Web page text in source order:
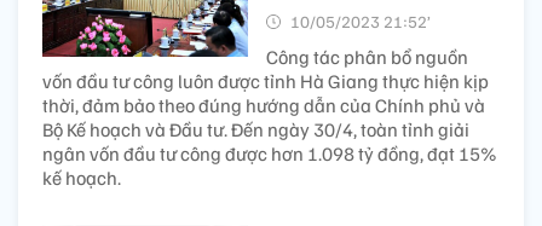
10/05/2023 21:52’
Công tác phân bổ nguồn
vốn đầu tư công luôn được tỉnh Hà Giang thực hiện kịp
thời, đảm bảo theo đúng hướng dẫn của Chính phủ và
Bộ Kế hoạch và Đầu tư. Đến ngày 30/4, toàn tỉnh giải
ngân vốn đầu tư công được hơn 1.098 tỷ đồng, đạt 15%
kế hoạch.